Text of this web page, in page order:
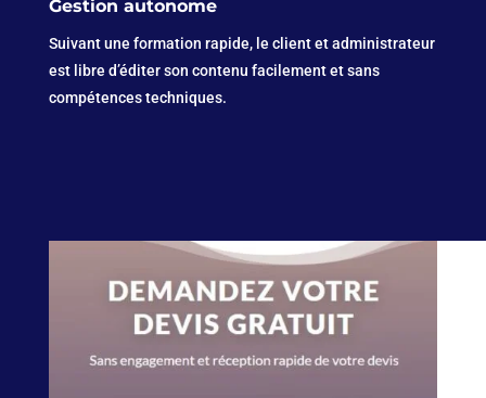
Gestion autonome
Suivant une formation rapide, le client et administrateur
est libre d’éditer son contenu facilement et sans
compétences techniques.